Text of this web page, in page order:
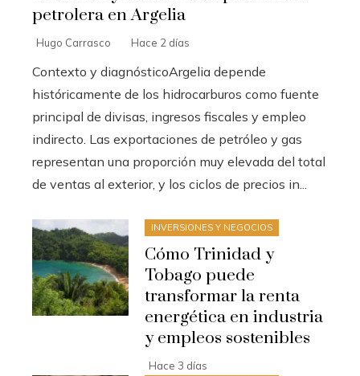
petrolera en Argelia
Hugo Carrasco Hace 2 días
Contexto y diagnósticoArgelia depende
históricamente de los hidrocarburos como fuente
principal de divisas, ingresos fiscales y empleo
indirecto. Las exportaciones de petróleo y gas
representan una proporción muy elevada del total
de ventas al exterior, y los ciclos de precios in...
INVERSIONES Y NEGOCIOS
Cómo Trinidad y
Tobago puede
transformar la renta
energética en industria
y empleos sostenibles
Hace 3 días